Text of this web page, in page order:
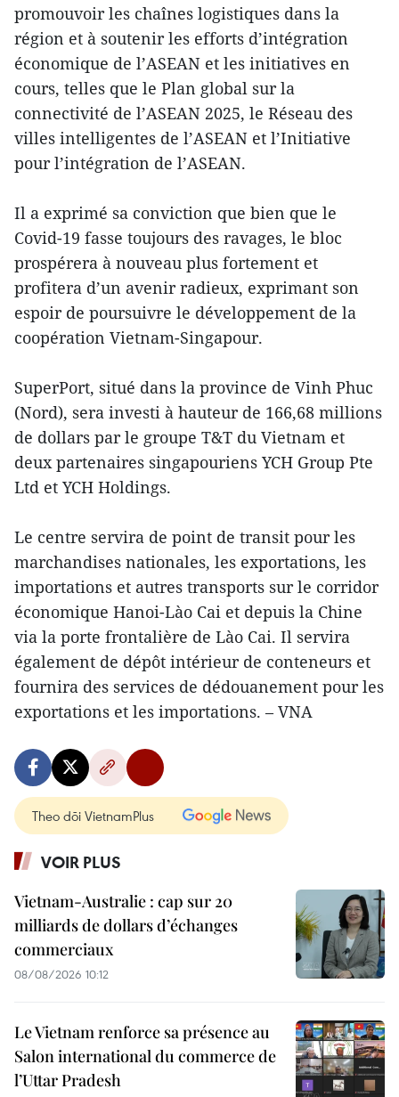
promouvoir les chaînes logistiques dans la
région et à soutenir les efforts d’intégration
économique de l’ASEAN et les initiatives en
cours, telles que le Plan global sur la
connectivité de l’ASEAN 2025, le Réseau des
villes intelligentes de l’ASEAN et l’Initiative
pour l’intégration de l’ASEAN.
Il a exprimé sa conviction que bien que le
Covid-19 fasse toujours des ravages, le bloc
prospérera à nouveau plus fortement et
profitera d’un avenir radieux, exprimant son
espoir de poursuivre le développement de la
coopération Vietnam-Singapour.
SuperPort, situé dans la province de Vinh Phuc
(Nord), sera investi à hauteur de 166,68 millions
de dollars par le groupe T&T du Vietnam et
deux partenaires singapouriens YCH Group Pte
Ltd et YCH Holdings.
Le centre servira de point de transit pour les
marchandises nationales, les exportations, les
importations et autres transports sur le corridor
économique Hanoi-Lào Cai et depuis la Chine
via la porte frontalière de Lào Cai. Il servira
également de dépôt intérieur de conteneurs et
fournira des services de dédouanement pour les
exportations et les importations. – VNA
Theo dõi VietnamPlus
VOIR PLUS
Vietnam-Australie : cap sur 20
milliards de dollars d’échanges
commerciaux
08/08/2026 10:12
Le Vietnam renforce sa présence au
Salon international du commerce de
l’Uttar Pradesh